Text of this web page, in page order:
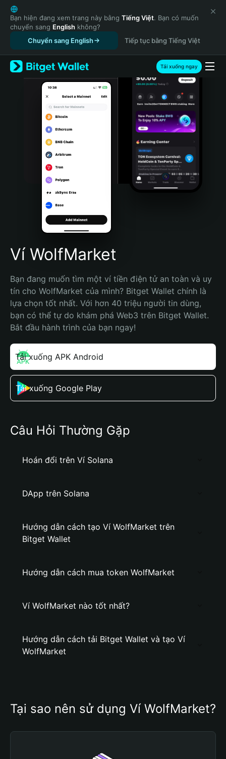
English
日本語
Tiếng Việt
Русский
Español (Latinoamérica)
Türkçe
Italiano
Português (Portugal)
Bahasa Indonesia
Português (Brasil)
Español (Argentina)
Bạn hiện đang xem trang này bằng Tiếng Việt. Bạn có muốn
chuyển sang English không?
Chuyển sang English
Tiếp tục bằng Tiếng Việt
Tải xuống ngay
Ví WolfMarket
Bạn đang muốn tìm một ví tiền điện tử an toàn và uy
tín cho WolfMarket của mình? Bitget Wallet chính là
lựa chọn tốt nhất. Với hơn 40 triệu người tin dùng,
bạn có thể tự do khám phá Web3 trên Bitget Wallet.
Bắt đầu hành trình của bạn ngay!
Tải xuống APK Android
Tải xuống Google Play
Câu Hỏi Thường Gặp
Hoán đổi trên Ví Solana
DApp trên Solana
Hướng dẫn cách tạo Ví WolfMarket trên
Bitget Wallet
Hướng dẫn cách mua token WolfMarket
Ví WolfMarket nào tốt nhất?
Hướng dẫn cách tải Bitget Wallet và tạo Ví
WolfMarket
Tại sao nên sử dụng Ví WolfMarket?